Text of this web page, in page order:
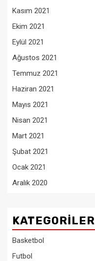
Kasım 2021
Ekim 2021
Eylül 2021
Ağustos 2021
Temmuz 2021
Haziran 2021
Mayıs 2021
Nisan 2021
Mart 2021
Şubat 2021
Ocak 2021
Aralık 2020
KATEGORILER
Basketbol
Futbol